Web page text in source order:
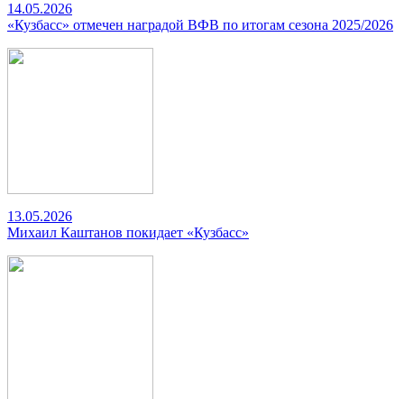
14.05.2026
«Кузбасс» отмечен наградой ВФВ по итогам сезона 2025/2026
13.05.2026
Михаил Каштанов покидает «Кузбасс»